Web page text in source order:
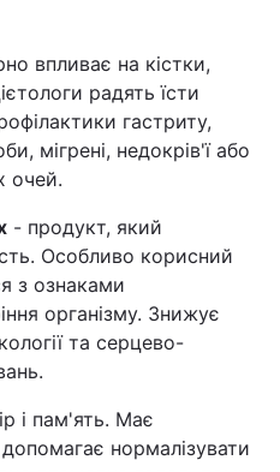
впливає на кістки,
радять їсти
гастриту,
мігрені, недокрів'ї або
очей.
- продукт, який
Особливо корисний
з ознаками
організму. Знижує
та серцево-
і пам'ять. Має
нормалізувати